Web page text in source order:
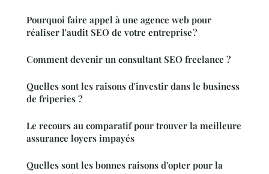
Pourquoi faire appel à une agence web pour
réaliser l'audit SEO de votre entreprise ?
Comment devenir un consultant SEO freelance ?
Quelles sont les raisons d'investir dans le business
de friperies ?
Le recours au comparatif pour trouver la meilleure
assurance loyers impayés
Quelles sont les bonnes raisons d'opter pour la